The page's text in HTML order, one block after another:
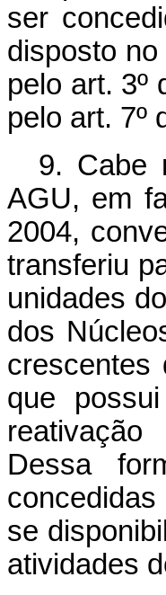
ser
disposto no
pelo art. 3º
pelo art. 7º
9. Cabe
AGU, em
2004,
transferiu
unidades
dos
crescentes
que
Dessa
se
atividades